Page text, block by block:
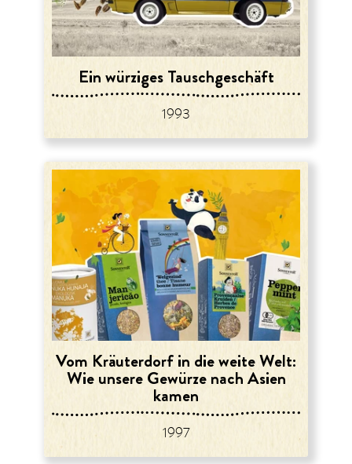
Ein würziges Tauschgeschäft
1993
Vom Kräuterdorf in die weite Welt:
Wie unsere Gewürze nach Asien
kamen
1997